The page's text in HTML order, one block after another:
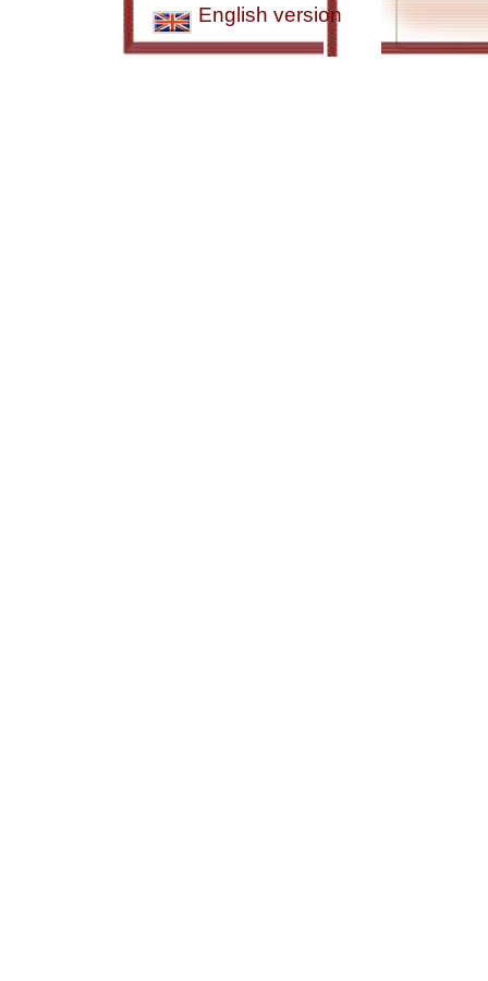
English version